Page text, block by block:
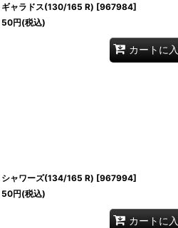
ギャラドス(130/165 R) [967984]
50円(税込)
カートに
シャワーズ(134/165 R) [967994]
50円(税込)
カートに